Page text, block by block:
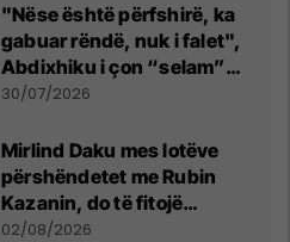
"Nëse është përfshirë, ka
gabuar rëndë, nuk i falet",
Abdixhiku i çon “selam”
Përparim Ramës
30/07/2026
Mirlind Daku mes lotëve
përshëndetet me Rubin
Kazanin, do të fitojë
miliona te Spartak Moska
02/08/2026